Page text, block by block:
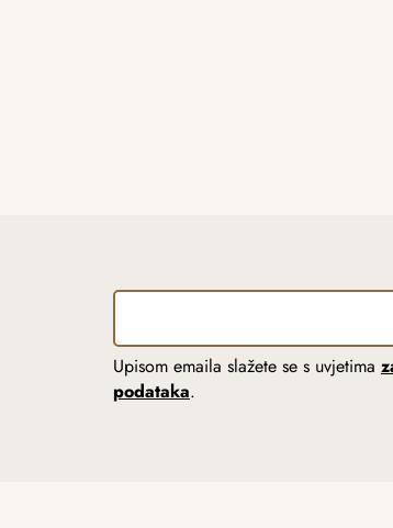
Upisom emaila slažete se s uvjetima
podataka.